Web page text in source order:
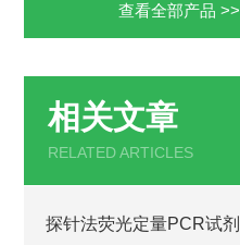
查看全部产品 >>
相关文章
RELATED ARTICLES